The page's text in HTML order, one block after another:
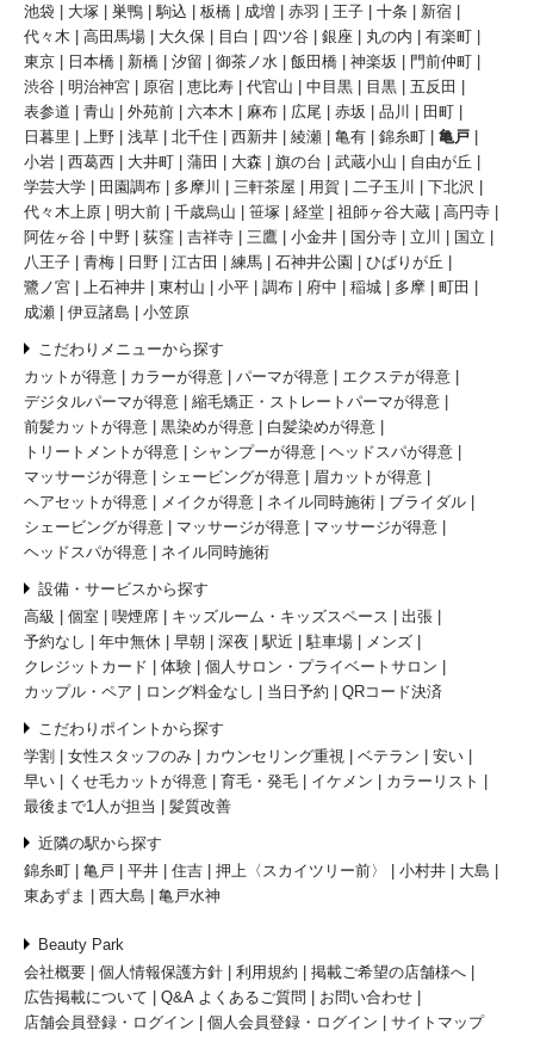
池袋
大塚 巣鴨 駒込 板橋 成増 赤羽 王子 十条
新宿
代々木
高田馬場 大久保 目白 四ツ谷 銀座 丸の内
有楽町
東京
日本橋 新橋 汐留 御茶ノ水 飯田橋 神楽坂
門前仲町
渋谷
明治神宮 原宿 恵比寿 代官山 中目黒 目黒
五反田
表参道
青山 外苑前 六本木 麻布 広尾 赤坂 品川
田町
日暮里
上野 浅草 北千住 西新井 綾瀬 亀有 錦糸町
亀戸
小岩
西葛西 大井町 蒲田 大森 旗の台 武蔵小山
自由が丘
学芸大学
田園調布 多摩川 三軒茶屋 用賀 二子玉川
下北沢
代々木上原
明大前 千歳烏山 笹塚 経堂 祖師ヶ谷大蔵
高円寺
阿佐ヶ谷
中野 荻窪 吉祥寺 三鷹 小金井 国分寺 立川
国立
八王子
青梅 日野 江古田 練馬 石神井公園
ひばりが丘
鷺ノ宮
上石神井 東村山 小平 調布 府中 稲城 多摩
町田
成瀬
伊豆諸島 小笠原
こだわりメニューから探す
カットが得意
カラーが得意 パーマが得意
エクステが得意
デジタルパーマが得意
縮毛矯正・ストレートパーマが得意
前髪カットが得意
黒染めが得意
白髪染めが得意
トリートメントが得意
シャンプーが得意
ヘッドスパが得意
マッサージが得意
シェービングが得意
眉カットが得意
ヘアセットが得意
メイクが得意 ネイル同時施術
ブライダル
シェービングが得意
マッサージが得意
マッサージが得意
ヘッドスパが得意
ネイル同時施術
設備・サービスから探す
高級
個室 喫煙席 キッズルーム・キッズスペース
出張
予約なし
年中無休 早朝 深夜 駅近 駐車場
メンズ
クレジットカード
体験
個人サロン・プライベートサロン
カップル・ペア
ロング料金なし 当日予約 QRコード決済
こだわりポイントから探す
学割
女性スタッフのみ カウンセリング重視 ベテラン
安い
早い
くせ毛カットが得意 育毛・発毛 イケメン
カラーリスト
最後まで1人が担当
髪質改善
近隣の駅から探す
錦糸町
亀戸 平井 住吉 押上〈スカイツリー前〉 小村井
大島
東あずま
西大島 亀戸水神
Beauty Park
会社概要
個人情報保護方針 利用規約
掲載ご希望の店舗様へ
広告掲載について
Q&A よくあるご質問
お問い合わせ
店舗会員登録・ログイン
個人会員登録・ログイン サイトマップ